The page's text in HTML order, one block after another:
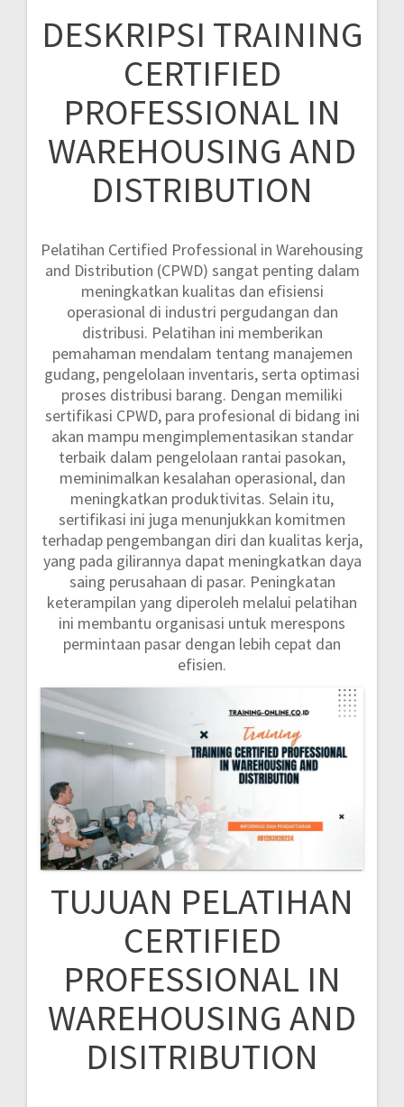
DESKRIPSI TRAINING
CERTIFIED
PROFESSIONAL IN
WAREHOUSING AND
DISTRIBUTION
Pelatihan Certified Professional in Warehousing
and Distribution (CPWD) sangat penting dalam
meningkatkan kualitas dan efisiensi
operasional di industri pergudangan dan
distribusi. Pelatihan ini memberikan
pemahaman mendalam tentang manajemen
gudang, pengelolaan inventaris, serta optimasi
proses distribusi barang. Dengan memiliki
sertifikasi CPWD, para profesional di bidang ini
akan mampu mengimplementasikan standar
terbaik dalam pengelolaan rantai pasokan,
meminimalkan kesalahan operasional, dan
meningkatkan produktivitas. Selain itu,
sertifikasi ini juga menunjukkan komitmen
terhadap pengembangan diri dan kualitas kerja,
yang pada gilirannya dapat meningkatkan daya
saing perusahaan di pasar. Peningkatan
keterampilan yang diperoleh melalui pelatihan
ini membantu organisasi untuk merespons
permintaan pasar dengan lebih cepat dan
efisien.
TUJUAN PELATIHAN
CERTIFIED
PROFESSIONAL IN
WAREHOUSING AND
DISITRIBUTION